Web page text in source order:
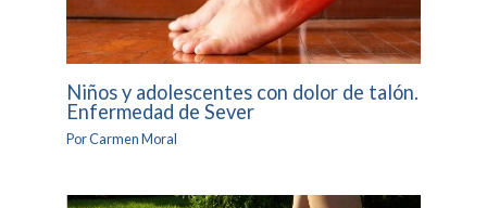
Niños y adolescentes con dolor de talón.
Enfermedad de Sever
PorCarmen Moral